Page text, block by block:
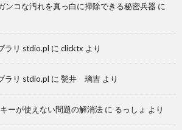
ンコな汚れを真っ白に掃除できる秘密兵器 に
ラリ stdio.pl に clicktx より
ラリ stdio.pl に 甃井 璃吉 より
ーが使えない問題の解消法 に るっしょ より